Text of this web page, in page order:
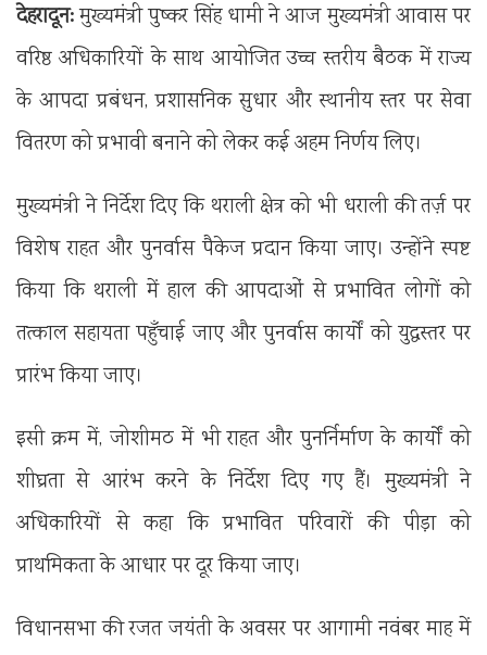
देहरादून:मुख्यमंत्री पुष्कर सिंह धामी ने आज मुख्यमंत्री आवास पर
वरिष्ठ अधिकारियों के साथ आयोजित उच्च स्तरीय बैठक में राज्य
के आपदा प्रबंधन, प्रशासनिक सुधार और स्थानीय स्तर पर सेवा
वितरण को प्रभावी बनाने को लेकर कई अहम निर्णय लिए।
मुख्यमंत्री ने निर्देश दिए कि थराली क्षेत्र को भी धराली की तर्ज़ पर
विशेष राहत और पुनर्वास पैकेज प्रदान किया जाए। उन्होंने स्पष्ट
किया कि थराली में हाल की आपदाओं से प्रभावित लोगों को
तत्काल सहायता पहुँचाई जाए और पुनर्वास कार्यों को युद्धस्तर पर
प्रारंभ किया जाए।
इसी क्रम में, जोशीमठ में भी राहत और पुनर्निर्माण के कार्यों को
शीघ्रता से आरंभ करने के निर्देश दिए गए हैं। मुख्यमंत्री ने
अधिकारियों से कहा कि प्रभावित परिवारों की पीड़ा को
प्राथमिकता के आधार पर दूर किया जाए।
विधानसभा की रजत जयंती के अवसर पर आगामी नवंबर माह में